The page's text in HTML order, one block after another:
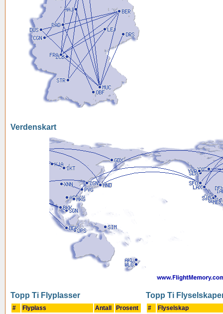
Verdenskart
Topp Ti Flyplasser
# Flyplass Antall Prosent
Topp Ti
# Flyselskap